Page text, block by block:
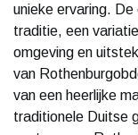
unieke ervaring. De
traditie, een
omgeving en
van
van een heerlijke
traditionele Duitse